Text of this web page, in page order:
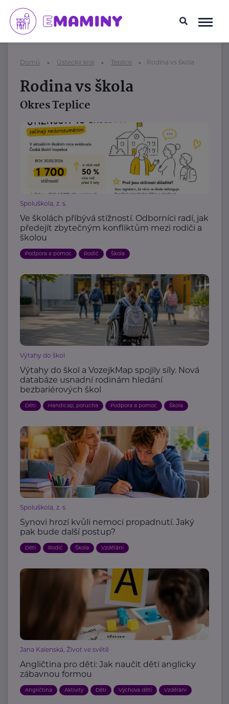
Domů Ústecký kraj Teplice Rodina vs škola
Rodina vs škola
Okres Teplice
Spoluškola, z. s.
Ve školách přibývá stížností. Odborníci radí, jak
předejít zbytečným konfliktům mezi rodiči a
školou
Podpora a pomoc Rodič Škola
Výtahy do škol
Výtahy do škol a VozejkMap spojily síly. Nová
databáze usnadní rodinám hledání
bezbariérových škol
Děti Handicap, porucha Podpora a pomoc Škola
Spoluškola, z. s.
Synovi hrozí kvůli nemoci propadnutí. Jaký
pak bude další postup?
Děti Rodič Škola Vzdělání
Jana Kalenská, Život ve světě
Angličtina pro děti: Jak naučit děti anglicky
zábavnou formou
Angličtina Aktivity Děti Výchova dětí Vzdělání